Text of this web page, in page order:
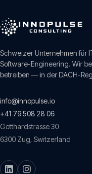
Schweizer Unternehmen für
Software-Engineering. Wir
betreiben — in der DACH-
info@innopulse.io
+41 79 508 28 06
Gotthardstrasse 30
6300 Zug, Switzerland